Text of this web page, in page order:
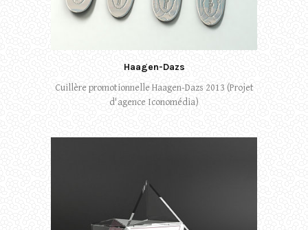
Haagen-Dazs
Cuillère promotionnelle Haagen-Dazs 2013 (Projet
d'agence Iconomédia)